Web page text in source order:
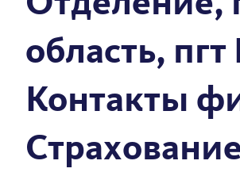
область,
Контакты